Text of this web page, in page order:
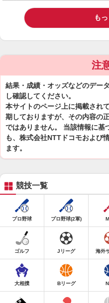
も
注
結果・成績・オッズなどのデー
し確認してください。
本サイトのページ上に掲載され
期しておりますが、その内容の
ではありません。 当該情報に基
も、株式会社NTTドコモおよび
ます。
競技一覧
プロ野球 プロ野球(2軍)
ゴルフ Jリーグ 海外
大相撲 Bリーグ